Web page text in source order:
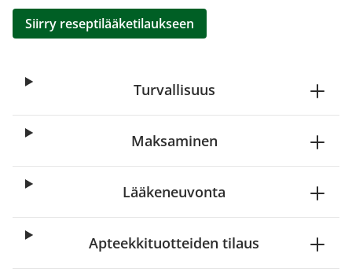
Siirry reseptilääketilaukseen
Turvallisuus
Maksaminen
Lääkeneuvonta
Apteekkituotteiden tilaus